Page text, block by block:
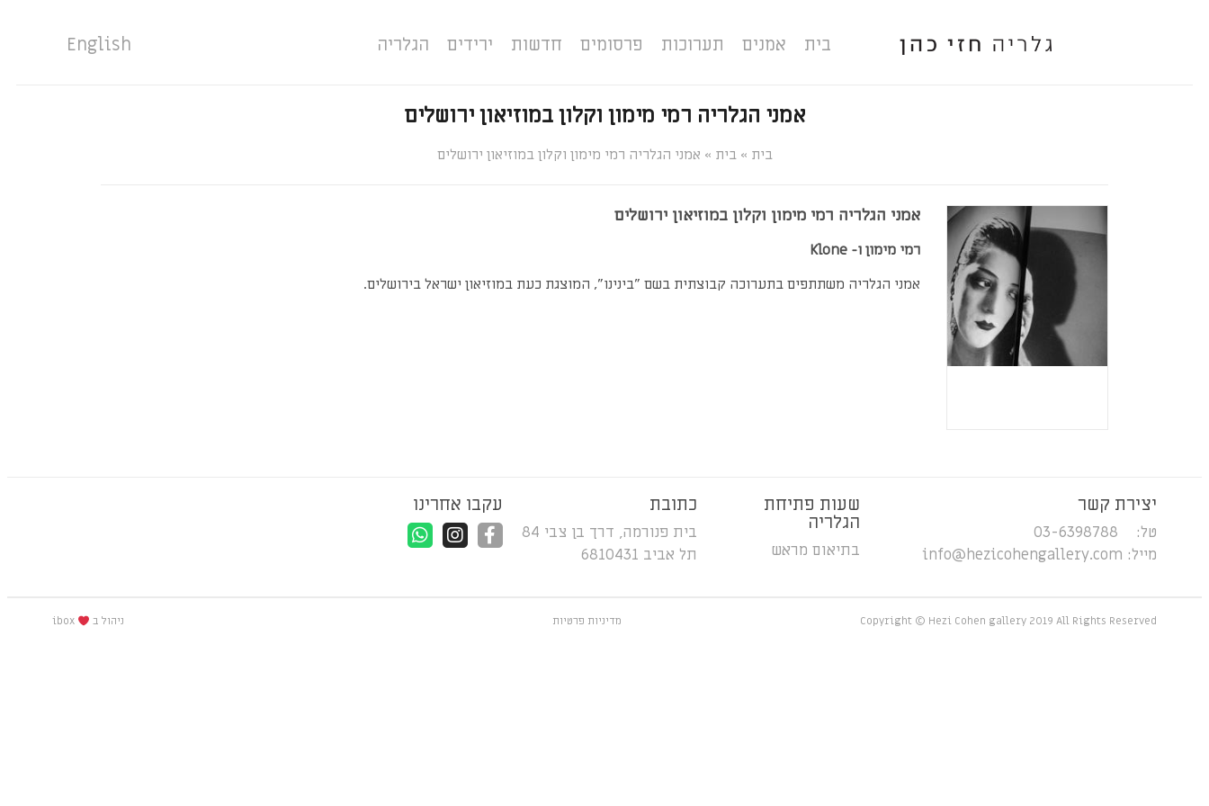
בית אמנים תערוכות פרסומים חדשות ירידים הגלריה English
אמני הגלריה רמי מימון וקלון במוזיאון ירושלים
»
» אמני הגלריה רמי מימון וקלון במוזיאון ירושלים
אמני הגלריה רמי מימון וקלון במוזיאון ירושלים
רמי מימון ו- Klone
אמני הגלריה משתתפים בתערוכה קבוצתית בשם "בינינו", המוצגת כעת במוזיאון ישראל בירושלים.
יצירת קשר
טל: 03-6398788
מייל: info@hezicohengallery.com
שעות פתיחת
הגלריה
בתיאום מראש
כתובת
בית פנורמה, דרך בן צבי 84
תל אביב 6810431
עקבו אחרינו
Copyright © Hezi Cohen gallery 2019 All Rights Reserved מדיניות פרטיות ניהול ב